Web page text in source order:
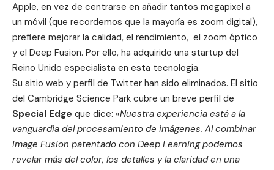
Apple, en vez de centrarse en añadir tantos megapixel a
un móvil (que recordemos que la mayoría es zoom digital),
prefiere mejorar la calidad, el rendimiento, el zoom óptico
y el Deep Fusion. Por ello, ha adquirido una startup del
Reino Unido especialista en esta tecnología.
Su sitio web y perfil de Twitter han sido eliminados. El sitio
del Cambridge Science Park cubre un breve perfil de
Special Edge que dice: «Nuestra experiencia está a la
vanguardia del procesamiento de imágenes. Al combinar
Image Fusion patentado con Deep Learning podemos
revelar más del color, los detalles y la claridad en una